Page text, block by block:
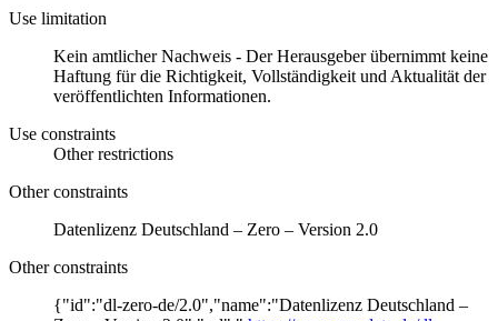
Use limitation
Kein amtlicher Nachweis - Der Herausgeber übernimmt keine
Haftung für die Richtigkeit, Vollständigkeit und Aktualität der
veröffentlichten Informationen.
Use constraints
Other restrictions
Other constraints
Datenlizenz Deutschland – Zero – Version 2.0
Other constraints
{"id":"dl-zero-de/2.0","name":"Datenlizenz Deutschland –